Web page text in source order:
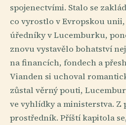
spojenectvími. Stalo se
co vyrostlo v Evropskou
úředníky v Lucemburku,
znovu vystavělo bohatství
na financích, fondech a
Vianden si uchoval
zůstal věrný pouti,
ve vyhlídky a ministerstva. Z
prostředník. Příští kapitola